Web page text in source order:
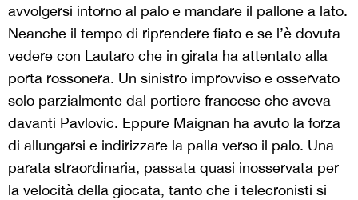
avvolgersi intorno al palo e mandare il pallone a lato.
Neanche il tempo di riprendere fiato e se l’è dovuta
vedere con Lautaro che in girata ha attentato alla
porta rossonera. Un sinistro improvviso e osservato
solo parzialmente dal portiere francese che aveva
davanti Pavlovic. Eppure Maignan ha avuto la forza
di allungarsi e indirizzare la palla verso il palo. Una
parata straordinaria, passata quasi inosservata per
la velocità della giocata, tanto che i telecronisti si